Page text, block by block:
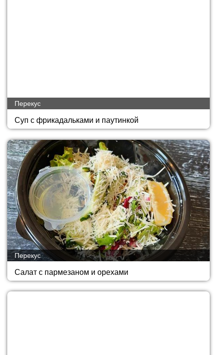
Суп с фрикадальками и паутинкой
Перекус
Салат с пармезаном и орехами
Перекус